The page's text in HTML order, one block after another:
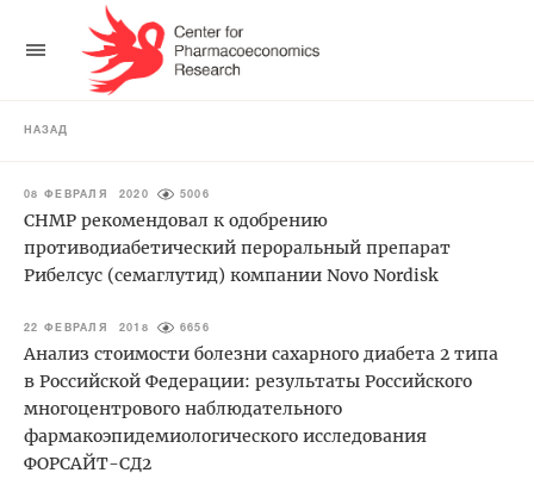
НАЗАД
08 ФЕВРАЛЯ 2020 5006
СНМР рекомендовал к одобрению
противодиабетический пероральный препарат
Рибелсус (семаглутид) компании Novo Nordisk
22 ФЕВРАЛЯ 2018 6656
Анализ стоимости болезни сахарного диабета 2 типа
в Российской Федерации: результаты Российского
многоцентрового наблюдательного
фармакоэпидемиологического исследования
ФОРСАЙТ-СД2